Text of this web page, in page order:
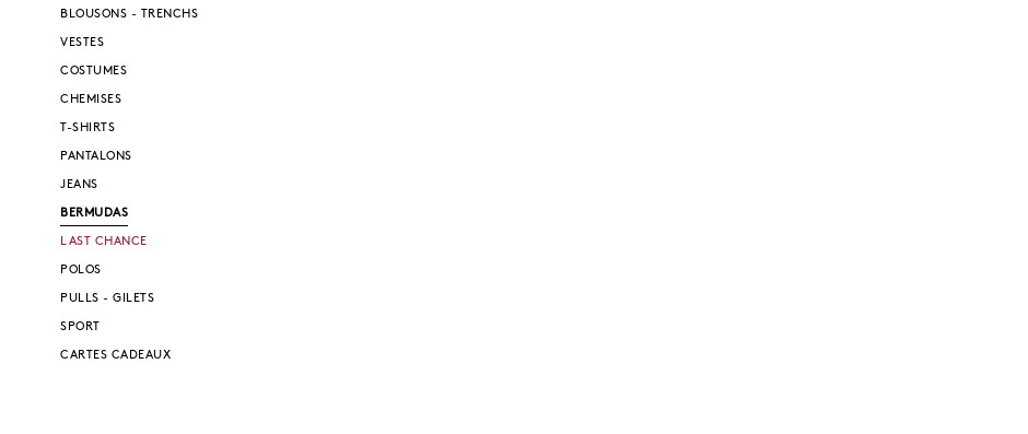
BLOUSONS - TRENCHS
VESTES
COSTUMES
CHEMISES
T-SHIRTS
PANTALONS
JEANS
BERMUDAS
LAST CHANCE
POLOS
PULLS - GILETS
SPORT
CARTES CADEAUX